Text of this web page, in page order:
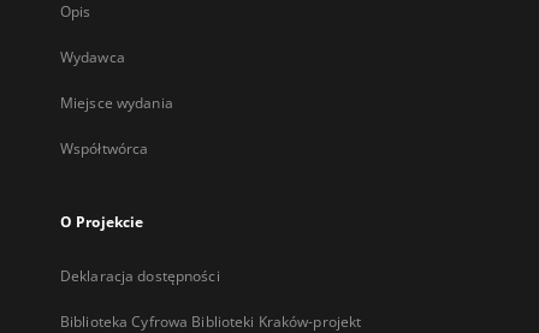
Opis
Wydawca
Miejsce wydania
Współtwórca
O Projekcie
Deklaracja dostępności
Biblioteka Cyfrowa Biblioteki Kraków-projekt